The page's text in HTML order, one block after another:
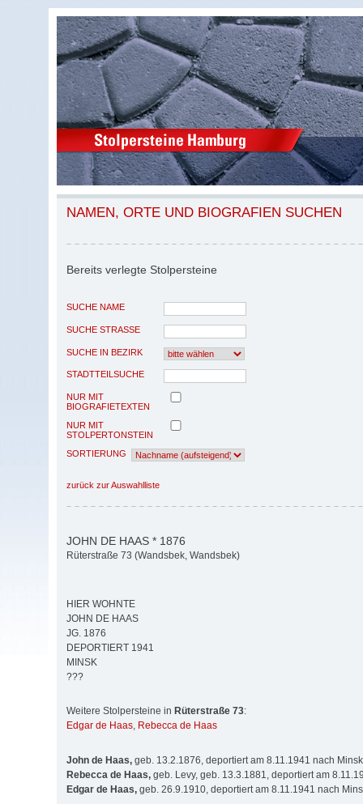
NAMEN, ORTE UND BIOGRAFIEN SUCHEN
Bereits verlegte Stolpersteine
SUCHE NAME
SUCHE STRASSE
SUCHE IN BEZIRK
STADTTEILSUCHE
NUR MIT
BIOGRAFIETEXTEN
NUR MIT
STOLPERTONSTEIN
SORTIERUNG
zurück zur Auswahlliste
JOHN DE HAAS * 1876
Rüterstraße 73 (Wandsbek, Wandsbek)
HIER WOHNTE
JOHN DE HAAS
JG. 1876
DEPORTIERT 1941
MINSK
???
Weitere Stolpersteine in Rüterstraße 73:
Edgar de Haas, Rebecca de Haas
John de Haas, geb. 13.2.1876, deportiert am 8.11.1941 nach Minsk
Rebecca de Haas, geb. Levy, geb. 13.3.1881, deportiert am
Edgar de Haas, geb. 26.9.1910, deportiert am 8.11.1941 nach